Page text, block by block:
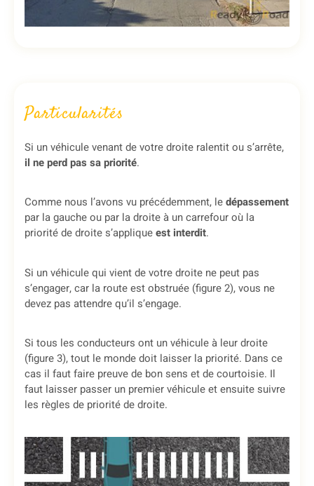
Particularités
Si un véhicule venant de votre droite ralentit ou s’arrête,
il ne perd pas sa priorité.
Comme nous l’avons vu précédemment, ledépassement
par la gauche ou par la droite à un carrefour où la
priorité de droite s’appliqueest interdit.
Si un véhicule qui vient de votre droite ne peut pas
s’engager, car la route est obstruée (figure 2), vous ne
devez pas attendre qu’il s’engage.
Si tous les conducteurs ont un véhicule à leur droite
(figure 3), tout le monde doit laisser la priorité. Dans ce
cas il faut faire preuve de bon sens et de courtoisie. Il
faut laisser passer un premier véhicule et ensuite suivre
les règles de priorité de droite.